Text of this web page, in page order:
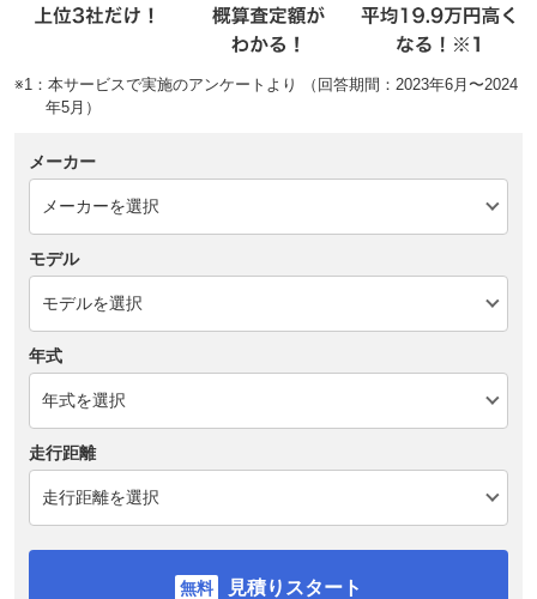
※1：本サービスで実施のアンケートより （回答期間：2023年6月〜2024
年5月）
メーカー
モデル
年式
走行距離
見積りスタート